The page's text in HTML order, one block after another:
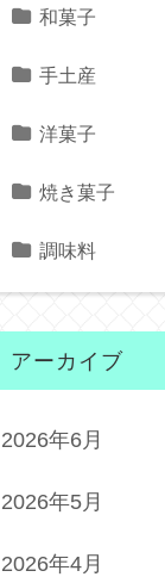
和菓子
手土産
洋菓子
焼き菓子
調味料
アーカイブ
2026年6月
2026年5月
2026年4月